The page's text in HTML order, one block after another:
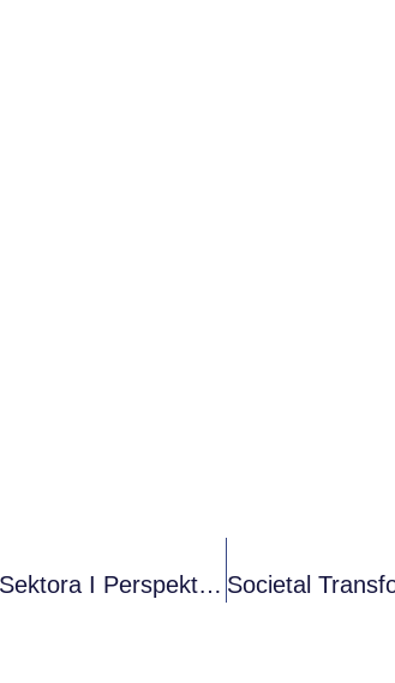
Razgovor O Trenutnoj Poziciji Omladinskog Sektora I Perspektivama Saradnje Za Buducnost 24.04.2019